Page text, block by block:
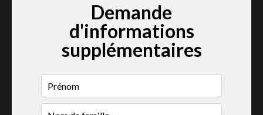
Demande
d'informations
supplémentaires